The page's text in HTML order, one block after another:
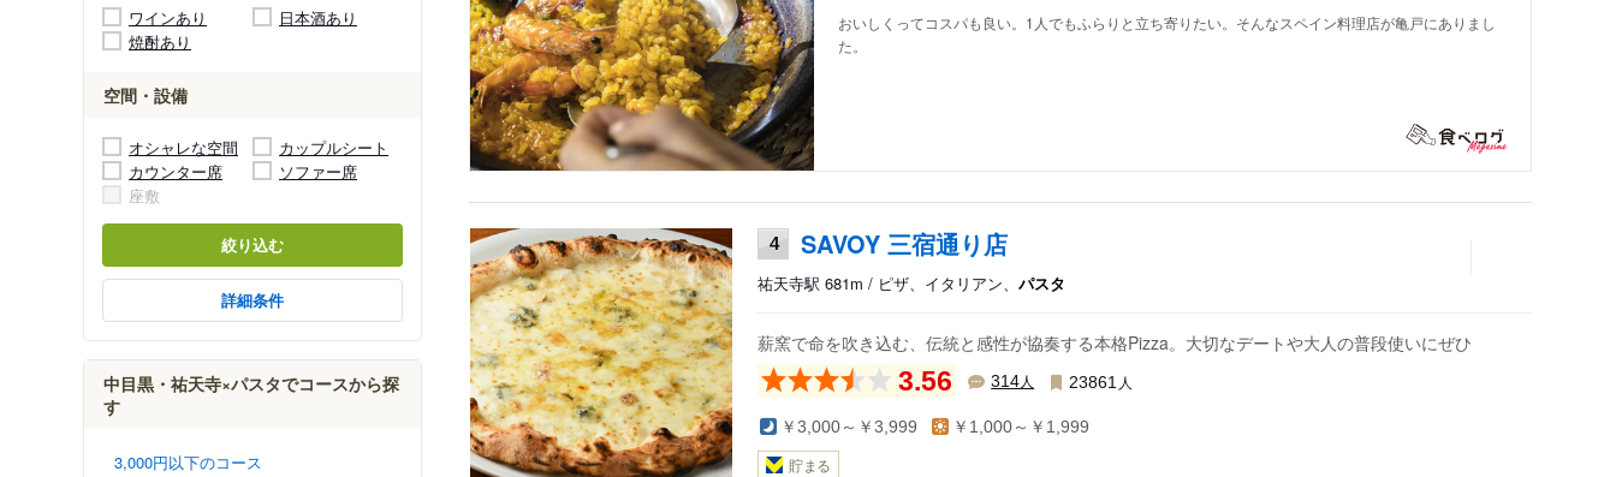
ワインあり
日本酒あり
焼酎あり
空間・設備
オシャレな空間
カップルシート
カウンター席
ソファー席
座敷
絞り込む
詳細条件
中目黒・祐天寺×パスタでコースから探
す
3,000円以下のコース
おいしくってコスパも良い。1人でもふらりと立ち寄りたい。そんなスペイン料理店が亀戸にありまし
た。
4 SAVOY 三宿通り店
祐天寺駅 681m / ピザ、イタリアン、 パスタ
薪窯で命を吹き込む、伝統と感性が協奏する本格Pizza。大切なデートや大人の普段使いにぜひ
3.56 314人 23861 人
￥3,000～￥3,999 ￥1,000～￥1,999
貯まる